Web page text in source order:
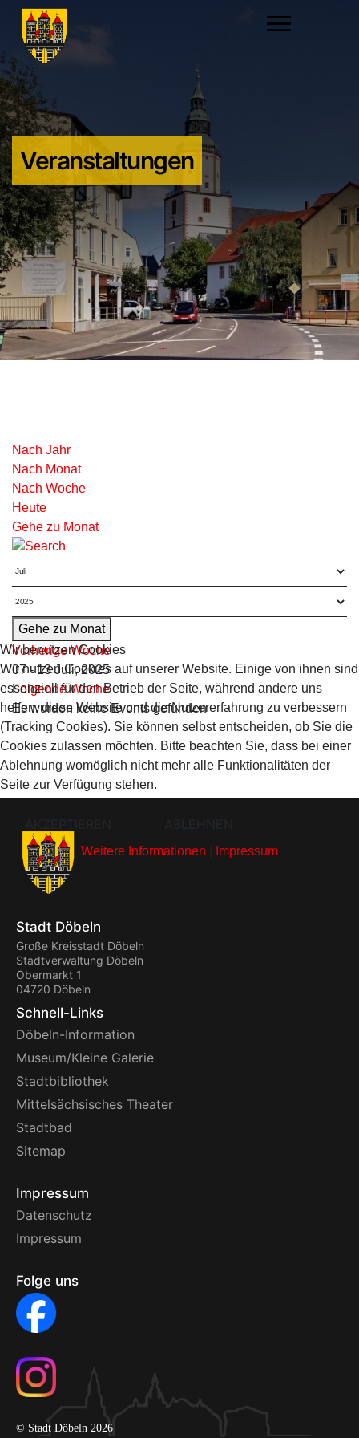
Veranstaltungen
Nach Jahr
Nach Monat
Nach Woche
Heute
Gehe zu Monat
Gehe zu Monat
Vorherige Woche
07 - 13 Juli, 2025
Folgende Woche
Es wurden keine Events gefunden
Stadt Döbeln
Große Kreisstadt Döbeln
Stadtverwaltung Döbeln
Obermarkt 1
04720 Döbeln
Schnell-Links
Döbeln-Information
Museum/Kleine Galerie
Stadtbibliothek
Mittelsächsisches Theater
Stadtbad
Sitemap
Impressum
Datenschutz
Impressum
Folge uns
© Stadt Döbeln 2026
Wir benutzen Cookies
Wir nutzen Cookies auf unserer Website. Einige von ihnen sind
essenziell für den Betrieb der Seite, während andere uns
helfen, diese Website und die Nutzererfahrung zu verbessern
(Tracking Cookies). Sie können selbst entscheiden, ob Sie die
Cookies zulassen möchten. Bitte beachten Sie, dass bei einer
Ablehnung womöglich nicht mehr alle Funktionalitäten der
Seite zur Verfügung stehen.
Weitere Informationen Impressum